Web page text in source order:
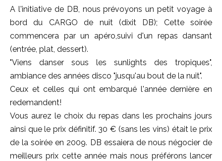
A l'initiative de DB, nous prévoyons un petit voyage à
bord du CARGO de nuit (dixit DB); Cette soirée
commencera par un apéro,suivi d'un repas dansant
(entrée, plat, dessert).
"Viens danser sous les sunlights des tropiques",
ambiance des années disco "jusqu'au bout de la nuit".
Ceux et celles qui ont embarqué l'année dernière en
redemandent!
Vous aurez le choix du repas dans les prochains jours
ainsi que le prix définitif. 30 € (sans les vins) était le prix
de la soirée en 2009. DB essaiera de nous négocier de
meilleurs prix cette année mais nous préférons lancer